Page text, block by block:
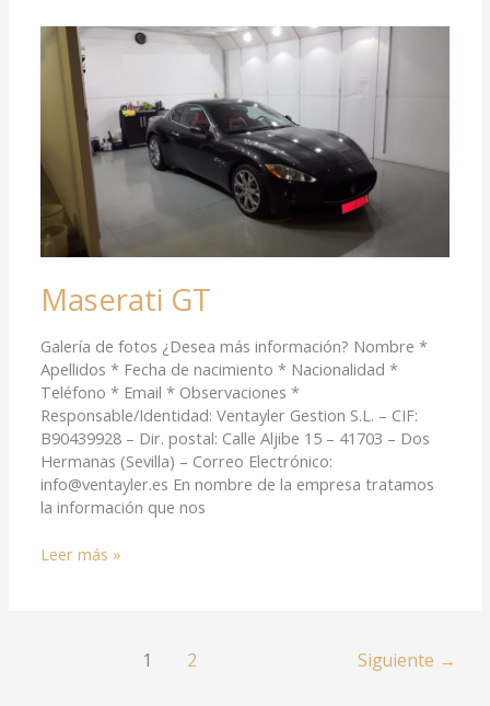
Maserati GT
Galería de fotos ¿Desea más información? Nombre *
Apellidos * Fecha de nacimiento * Nacionalidad *
Teléfono * Email * Observaciones *
Responsable/Identidad: Ventayler Gestion S.L. – CIF:
B90439928 – Dir. postal: Calle Aljibe 15 – 41703 – Dos
Hermanas (Sevilla) – Correo Electrónico:
info@ventayler.es En nombre de la empresa tratamos
la información que nos
Maserati
Leer más »
1 2 Siguiente →